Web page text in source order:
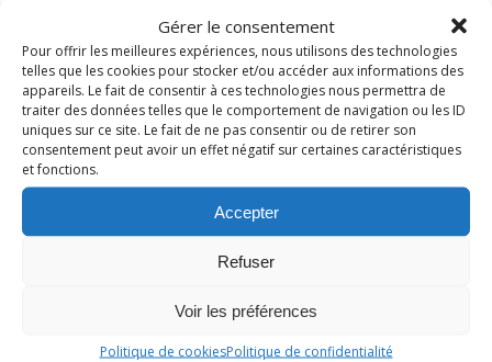
Gérer le consentement
Pour offrir les meilleures expériences, nous utilisons des technologies
telles que les cookies pour stocker et/ou accéder aux informations des
appareils. Le fait de consentir à ces technologies nous permettra de
traiter des données telles que le comportement de navigation ou les ID
uniques sur ce site. Le fait de ne pas consentir ou de retirer son
consentement peut avoir un effet négatif sur certaines caractéristiques
et fonctions.
Accepter
Refuser
Voir les préférences
Politique de cookiesPolitique de confidentialité
~ GÂTEAU FONDANT CHOCO NOISETTE ~
C'est lundi